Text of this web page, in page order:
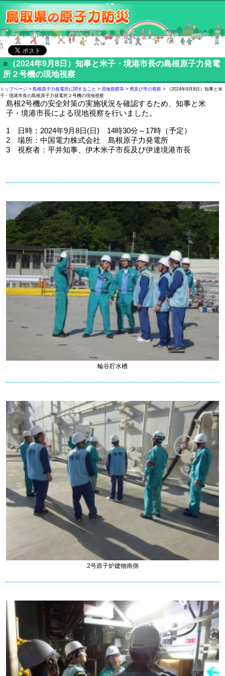
■ （2024年9月8日）知事と米子・境港市長の島根原子力発電
所２号機の現地視察
トップページ > 島根原子力発電所に関すること > 現地視察等 > 県及び市の視察 > （2024年9月8日）知事と米
子・境港市長の島根原子力発電所２号機の現地視察
島根2号機の安全対策の実施状況を確認するため、知事と米
子・境港市長による現地視察を行いました。
1 日時：2024年9月8日(日) 14時30分～17時（予定）
2 場所：中国電力株式会社 島根原子力発電所
3 視察者：平井知事、伊木米子市長及び伊達境港市長
輪谷貯水槽
2号原子炉建物南側